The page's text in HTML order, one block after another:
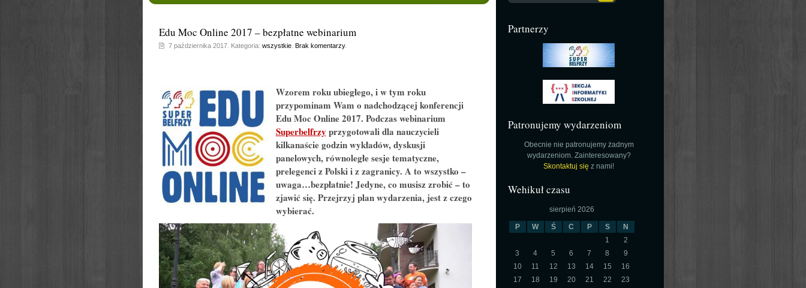
Edu Moc Online 2017 – bezpłatne webinarium
7 października 2017. Kategoria: wszystkie. Brak komentarzy.
Wzorem roku ubiegłego, i w tym roku
przypominam Wam o nadchodzącej konferencji
Edu Moc Online 2017. Podczas webinarium
Superbelfrzy przygotowali dla nauczycieli
kilkanaście godzin wykładów, dyskusji
panelowych, równoległe sesje tematyczne,
prelegenci z Polski i z zagranicy. A to wszystko –
uwaga…bezpłatnie! Jedyne, co musisz zrobić – to
zjawić się. Przejrzyj plan wydarzenia, jest z czego
wybierać.
Partnerzy
Patronujemy wydarzeniom
Obecnie nie patronujemy żadnym
wydarzeniom. Zainteresowany?
Skontaktuj się z nami!
Wehikuł czasu
sierpień 2026
P W Ś C P S
N
1
2
3
4 5 6 7 8
9
10
11 12 13 14 15
16
17
18 19 20 21 22
23